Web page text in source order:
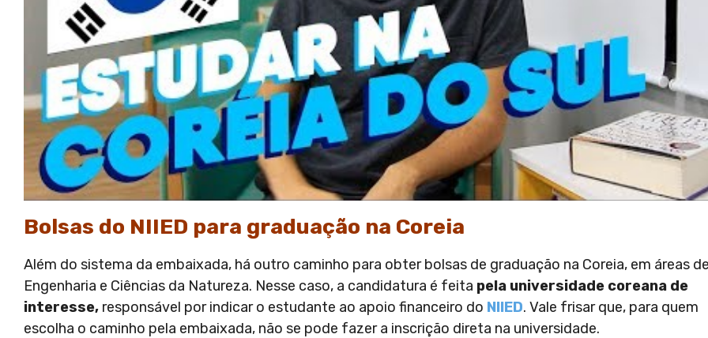
Bolsas do NIIED para graduação na Coreia
Além do sistema da embaixada, há outro caminho para obter bolsas de graduação na Coreia, em áreas
Engenharia e Ciências da Natureza. Nesse caso, a candidatura é feita pela universidade coreana de
interesse, responsável por indicar o estudante ao apoio financeiro do NIIED. Vale frisar que, para quem
escolha o caminho pela embaixada, não se pode fazer a inscrição direta na universidade.